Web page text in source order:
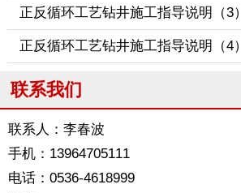
正反循环工艺钻井施工指导说明（3）
正反循环工艺钻井施工指导说明（4）
联系我们
联系人：李春波
手机：13964705111
电话：0536-4618999